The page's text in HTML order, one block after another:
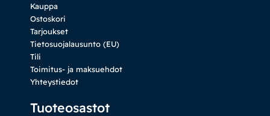
Kauppa
Ostoskori
Tarjoukset
Tietosuojalausunto (EU)
Tili
Toimitus- ja maksuehdot
Yhteystiedot
Tuoteosastot